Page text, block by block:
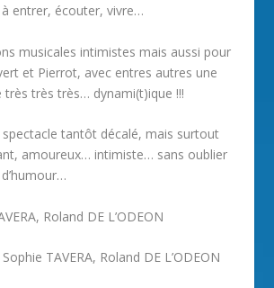
entrer, écouter, vivre…
musicales intimistes mais aussi pour
et Pierrot, avec entres autres une
très très très… dynami(t)ique !!!
tantôt décalé, mais surtout
amoureux… intimiste… sans oublier
Roland DE L’ODEON
TAVERA, Roland DE L’ODEON